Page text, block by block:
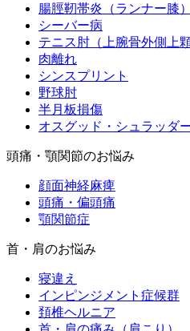
腸脛靭帯炎（ランナー膝）
シーバー病
テニス肘（上腕骨外側上顆
肉離れ
シンスプリント
野球肘
半月板損傷
オスグッド・シュラッダ
頭痛・顎関節のお悩み
顔面神経麻痺
頭痛・偏頭痛
顎関節症
首・肩のお悩み
寝違え
インピンジメント症候群
頚椎ヘルニア